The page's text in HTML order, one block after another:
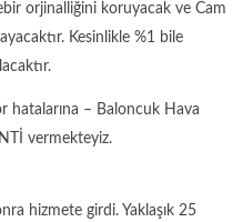
orjinalliğini koruyacak ve Cam
Kesinlikle %1 bile
hatalarına – Baloncuk Hava
vermekteyiz.
hizmete girdi. Yaklaşık 25